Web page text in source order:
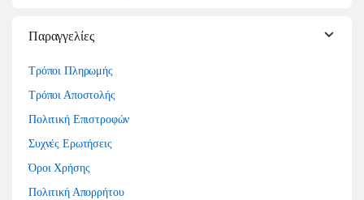
Παραγγελίες
Τρόποι Πληρωμής
Τρόποι Αποστολής
Πολιτική Επιστροφών
Συχνές Ερωτήσεις
Όροι Χρήσης
Πολιτική Απορρήτου